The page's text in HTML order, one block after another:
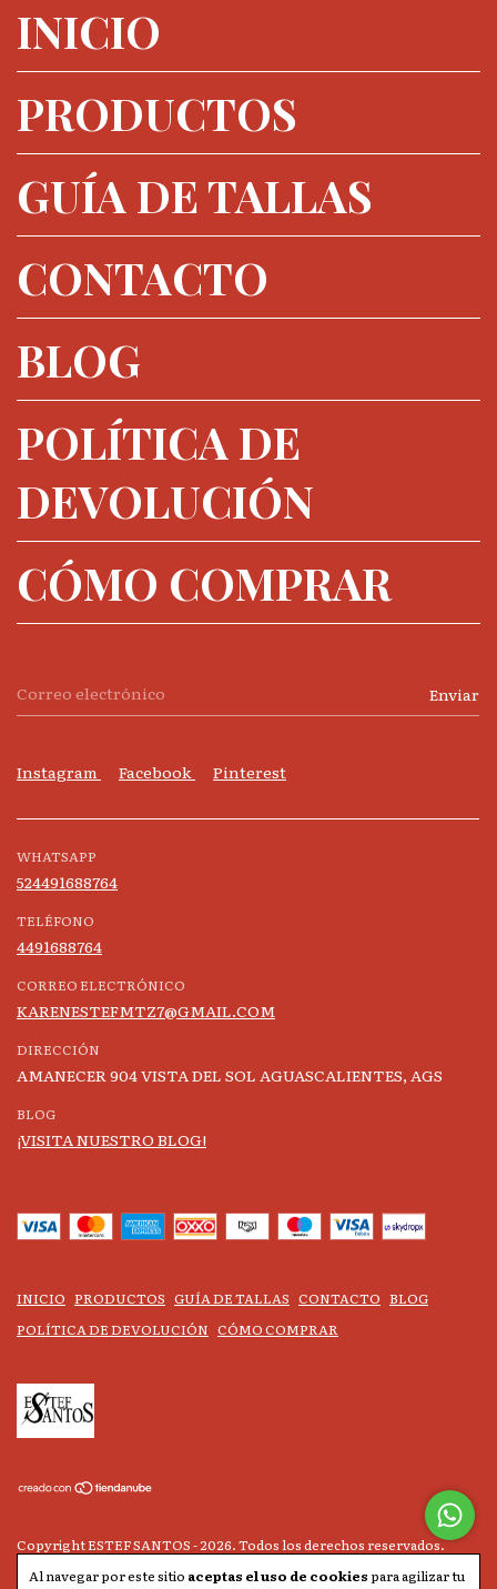
Al navegar por este sitio aceptas el uso de cookies para agilizar tu
INICIO
PRODUCTOS
GUÍA DE TALLAS
CONTACTO
BLOG
POLÍTICA DE
DEVOLUCIÓN
CÓMO COMPRAR
Instagram Facebook Pinterest
WHATSAPP
524491688764
TELÉFONO
4491688764
CORREO ELECTRÓNICO
KARENESTEFMTZ7@GMAIL.COM
DIRECCIÓN
AMANECER 904 VISTA DEL SOL AGUASCALIENTES, AGS
BLOG
¡VISITA NUESTRO BLOG!
INICIO PRODUCTOS GUÍA DE TALLAS CONTACTO BLOG
POLÍTICA DE DEVOLUCIÓN CÓMO COMPRAR
Copyright ESTEF SANTOS - 2026. Todos los derechos reservados.